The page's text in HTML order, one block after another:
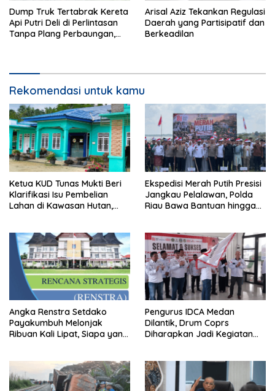
Dump Truk Tertabrak Kereta
Api Putri Deli di Perlintasan
Tanpa Plang Perbaungan,
Arisal Aziz Tekankan Regulasi
Daerah yang Partisipatif dan
Berkeadilan
Rekomendasi untuk kamu
Ketua KUD Tunas Mukti Beri
Klarifikasi Isu Pembelian
Lahan di Kawasan Hutan,
Ekspedisi Merah Putih Presisi
Jangkau Pelalawan, Polda
Riau Bawa Bantuan hingga
Angka Renstra Setdako
Payakumbuh Melonjak
Ribuan Kali Lipat, Siapa yang
Pengurus IDCA Medan
Dilantik, Drum Coprs
Diharapkan Jadi Kegiatan